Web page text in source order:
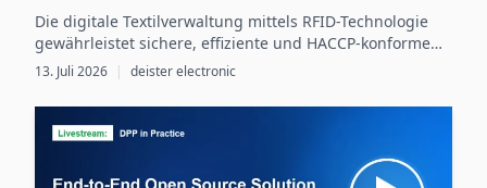
Die digitale Textilverwaltung mittels RFID-Technologie
gewährleistet sichere, effiziente und HACCP-konforme
Arbeitskleidungsprozesse in der
Lebensmittelproduktion.
13. Juli 2026 | deister electronic